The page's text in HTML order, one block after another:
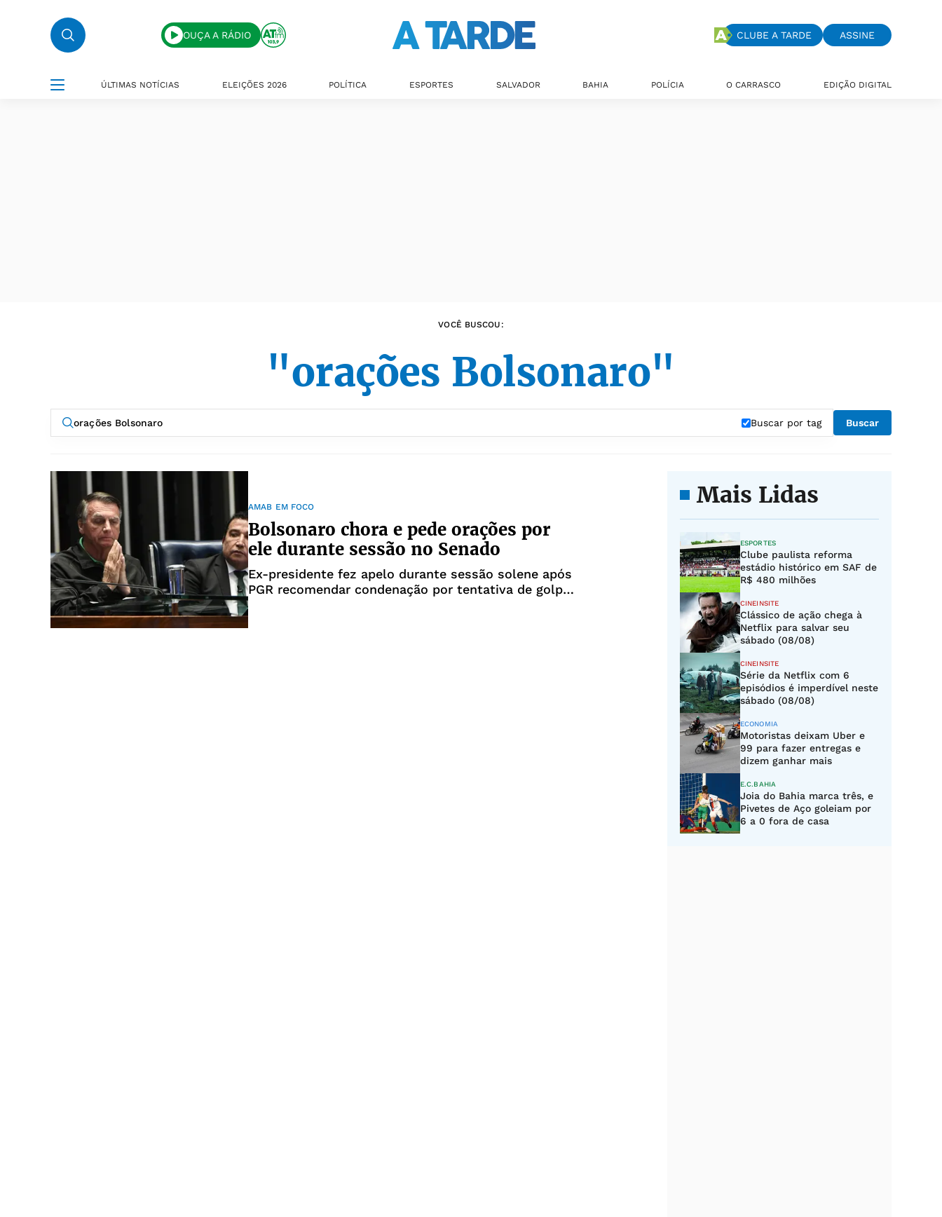
OUÇA A RÁDIO CLUBE A TARDE ASSINE
ÚLTIMAS NOTÍCIAS ELEIÇÕES 2026 POLÍTICA ESPORTES SALVADOR BAHIA POLÍCIA O CARRASCO EDIÇÃO DIGITAL
VOCÊ BUSCOU:
"orações Bolsonaro"
Buscar por tag Buscar
AMAB EM FOCO
Bolsonaro chora e pede orações por
ele durante sessão no Senado
Ex-presidente fez apelo durante sessão solene após
PGR recomendar condenação por tentativa de golpe
Mais Lidas
ESPORTES
Clube paulista reforma
estádio histórico em SAF de
R$ 480 milhões
CINEINSITE
Clássico de ação chega à
Netflix para salvar seu
sábado (08/08)
CINEINSITE
Série da Netflix com 6
episódios é imperdível neste
sábado (08/08)
ECONOMIA
Motoristas deixam Uber e
99 para fazer entregas e
dizem ganhar mais
E.C.BAHIA
Joia do Bahia marca três, e
Pivetes de Aço goleiam por
6 a 0 fora de casa